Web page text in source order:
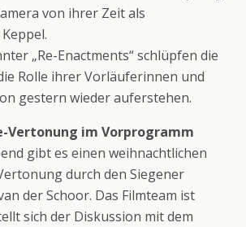
von ihrer Zeit als
„Re-Enactments“ schlüpfen die
Rolle ihrer Vorläuferinnen und
gestern wieder auferstehen.
Vertonung im Vorprogramm
gibt es einen weihnachtlichen
durch den Siegener
der Schoor. Das Filmteam ist
sich der Diskussion mit dem